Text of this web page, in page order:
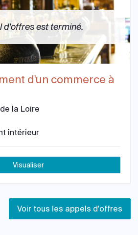
d'offres est terminé.
d'un commerce à
la Loire
intérieur
Visualiser
Voir tous les appels d'offres